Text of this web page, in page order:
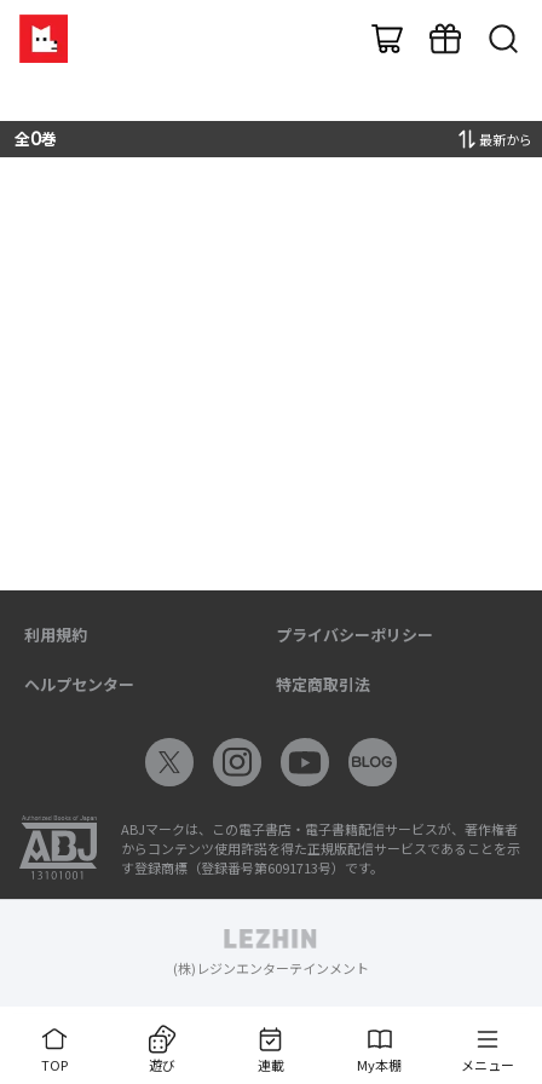
全0巻 最新から
TOP 遊び 連載 My本棚 メニュー
利用規約 プライバシーポリシー
ヘルプセンター 特定商取引法
ABJマークは、この電子書店・電子書籍配信サービスが、著作権者
からコンテンツ使用許諾を得た正規版配信サービスであることを示
す登録商標（登録番号第6091713号）です。
(株)レジンエンターテインメント